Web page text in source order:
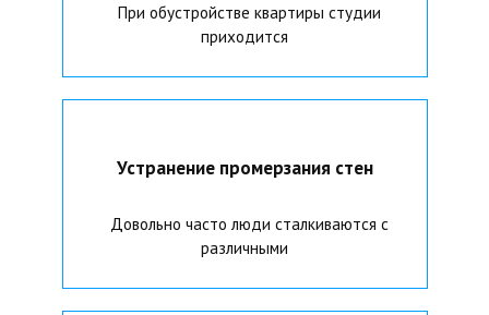
При обустройстве квартиры студии
приходится
Устранение промерзания стен
Довольно часто люди сталкиваются с
различными